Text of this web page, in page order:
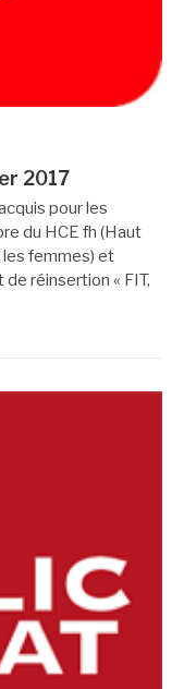
2017
pour les
du HCE fh (Haut
les femmes) et
réinsertion « FIT,